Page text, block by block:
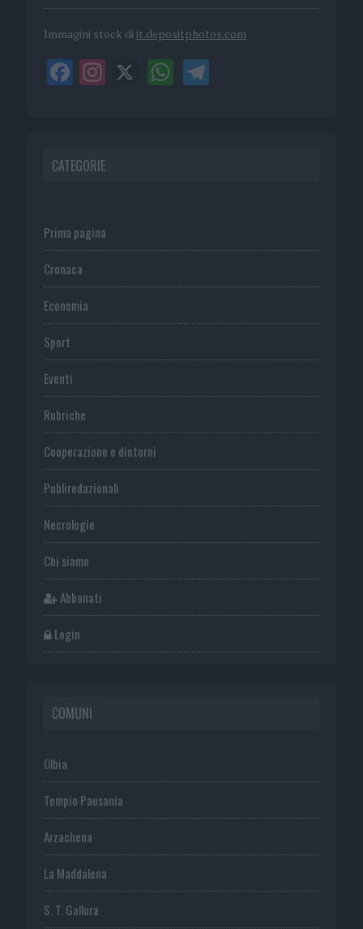
Immagini stock di it.depositphotos.com
CATEGORIE
Prima pagina
Cronaca
Economia
Sport
Eventi
Rubriche
Cooperazione e dintorni
Publiredazionali
Necrologie
Chi siamo
Abbonati
Login
COMUNI
Olbia
Tempio Pausania
Arzachena
La Maddalena
S. T. Gallura